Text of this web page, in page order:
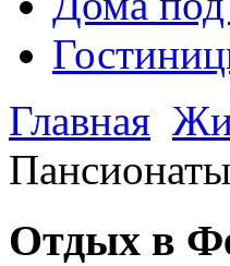
Главная
Отдых в